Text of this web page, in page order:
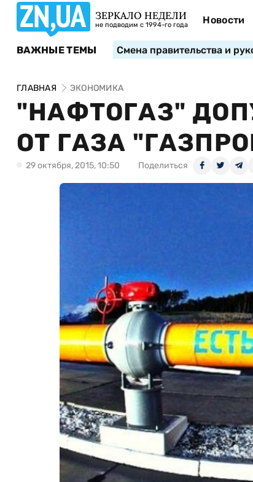
ЗЕРКАЛО НЕДЕЛИ
не подводим с 1994-го года Новости
ВАЖНЫЕ ТЕМЫ Смена правительства и
ГЛАВНАЯ ЭКОНОМИКА
"НАФТОГАЗ"
ОТ ГАЗА
29 октября, 2015, 10:50 Поделиться